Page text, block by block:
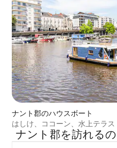
ナント郡のハウスボート
はしけ、ココーン、水上テラス
ナント郡を訪⁠れ⁠る